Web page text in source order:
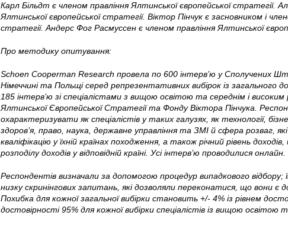
Карл Більдт є членом правління Ялтинської європейської стратегії.
Ялтинської європейської стратегії. Віктор Пінчук є засновником і
стратегії. Андерс Фог Расмуссен є членом правління Ялтинської
Про методику опитування:
Schoen Cooperman Research провела по 600 інтерв’ю у Сполучених
Німеччині та Польщі серед репрезентативних вибірок із загального
185 інтерв’ю зі спеціалістами з вищою освітою та середнім і високим
Ялтинської Європейської Стратегії та Фонду Віктора Пінчука.
охарактеризувати як спеціалістів у таких галузях, як технології,
здоров’я, право, наука, державне управління та ЗМІ й сфера розваг,
кваліфікацію у їхній країнах походження, а також річний рівень
розподілу доходів у відповідній країні. Усі інтерв’ю проводилися онлайн.
Респондентів визначали за допомогою процедур випадкового
низку скринінгових запитань, які дозволяли переконатися, що вони є
Похибка для кожної загальної вибірки становить +/- 4% із рівнем
достовірності 95% для кожної вибірки спеціалістів із вищою освітою